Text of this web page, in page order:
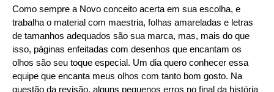
Como sempre a Novo conceito acerta em sua escolha, e
trabalha o material com maestria, folhas amareladas e letras
de tamanhos adequados são sua marca, mas, mais do que
isso, páginas enfeitadas com desenhos que encantam os
olhos são seu toque especial. Um dia quero conhecer essa
equipe que encanta meus olhos com tanto bom gosto. Na
questão da revisão, alguns pequenos erros no final da história